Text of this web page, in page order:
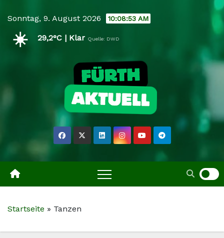
content
Sonntag, 9. August 2026 10:08:54 AM
☀️ 29,2°C | Klar Quelle: DWD
Startseite » Tanzen